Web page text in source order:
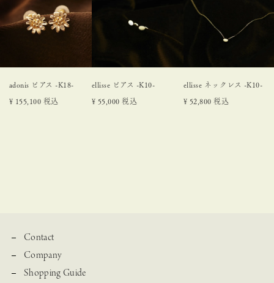
adonis ピアス -K18-
¥ 155,100 税込
ellisse ピアス -K10-
¥ 55,000 税込
ellisse ネックレス -K10-
¥ 52,800 税込
Contact
Company
Shopping Guide